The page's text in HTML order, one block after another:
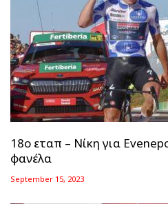
18ο εταπ – Νίκη για
φανέλα
September 15, 2023